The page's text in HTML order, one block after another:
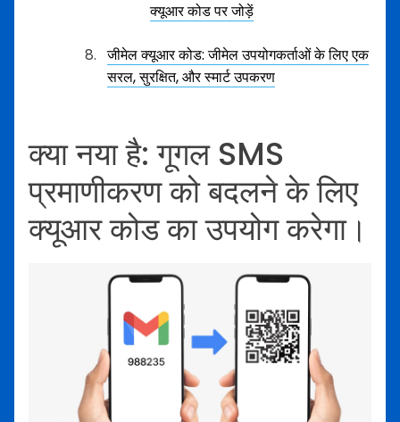
क्यूआर कोड पर जोड़ें
जीमेल क्यूआर कोड: जीमेल उपयोगकर्ताओं के लिए एक
सरल, सुरक्षित, और स्मार्ट उपकरण
क्या नया है: गूगल SMS
प्रमाणीकरण को बदलने के लिए
क्यूआर कोड का उपयोग करेगा।